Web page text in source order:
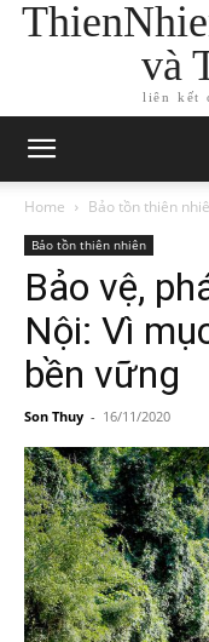
và
liên kết
Home Bảo tồn thiên
Bảo tồn thiên nhiên
Bảo vệ,
Nội: Vì
bền vững
Son Thuy - 16/11/2020